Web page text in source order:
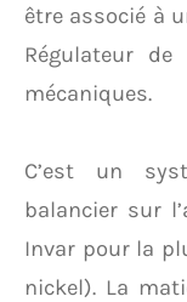
être associé à
Régulateur
mécaniques.
C’est un
balancier sur
Invar pour la
nickel). La